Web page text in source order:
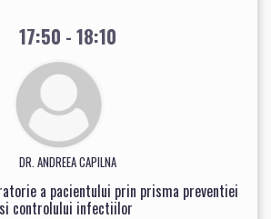
17:50 - 18:10
DR. ANDREEA CAPILNA
a pacientului prin prisma preventiei
si controlului infectiilor